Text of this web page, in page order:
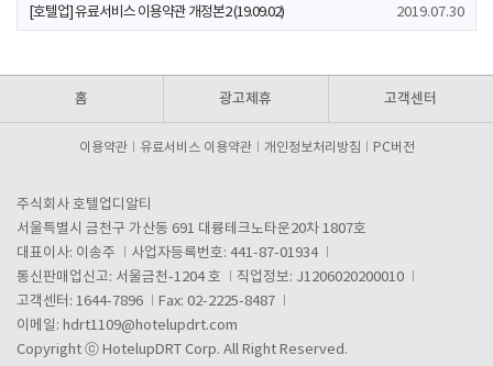
[호텔업] 유료서비스 이용약관 개정본2 (19.09.02) 2019.07.30
홈 광고제휴 고객센터
이용약관 유료서비스 이용약관 개인정보처리방침 PC버전
주식회사 호텔업디알티
서울특별시 금천구 가산동 691 대륭테크노타운20차 1807호
대표이사: 이송주
사업자등록번호: 441-87-01934
통신판매업신고: 서울금천-1204 호
직업정보: J1206020200010
고객센터: 1644-7896
Fax: 02-2225-8487
이메일: hdrt1109@hotelupdrt.com
Copyright ⓒ HotelupDRT Corp. All Right Reserved.